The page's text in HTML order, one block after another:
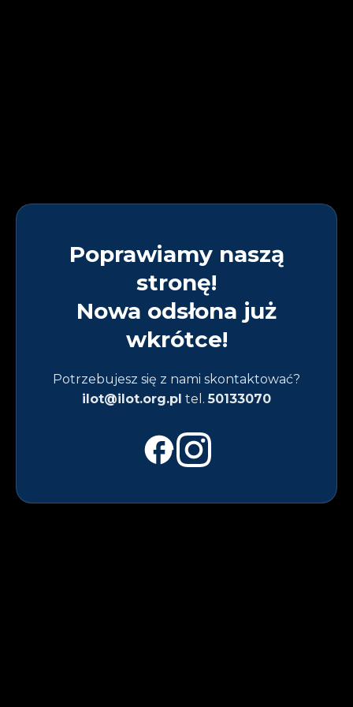
Poprawiamy naszą
stronę!
Nowa odsłona już
wkrótce!
Potrzebujesz się z nami skontaktować?
ilot@ilot.org.pl tel.50133070